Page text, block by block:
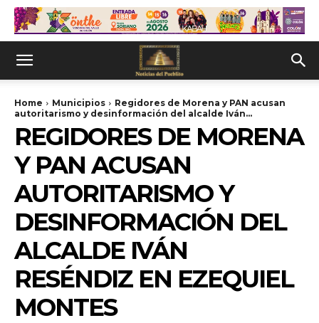
Home Municipios
Regidores de Morena y PAN acusan
autoritarismo y desinformación del alcalde Iván...
REGIDORES DE MORENA
Y PAN ACUSAN
AUTORITARISMO Y
DESINFORMACIÓN DEL
ALCALDE IVÁN
RESÉNDIZ EN EZEQUIEL
MONTES